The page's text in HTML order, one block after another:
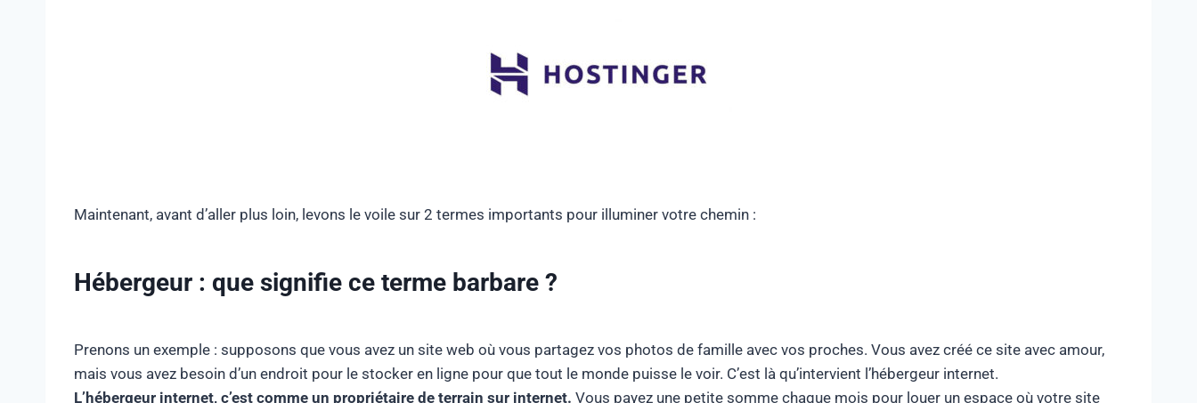
Maintenant, avant d’aller plus loin, levons le voile sur 2 termes importants pour illuminer votre chemin :
Hébergeur : que signifie ce terme barbare ?
Prenons un exemple : supposons que vous avez un site web où vous partagez vos photos de famille avec vos proches. Vous avez créé ce site avec amour,
mais vous avez besoin d’un endroit pour le stocker en ligne pour que tout le monde puisse le voir. C’est là qu’intervient l’hébergeur internet.
L’hébergeur internet, c’est comme un propriétaire de terrain sur internet. Vous payez une petite somme chaque mois pour louer un espace où votre site